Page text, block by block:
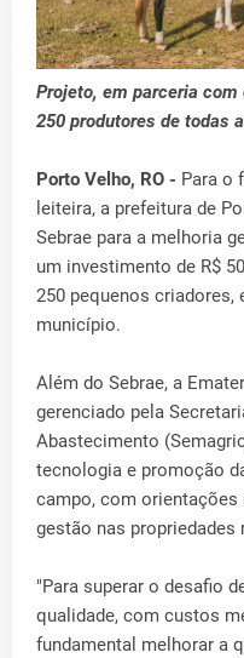
Projeto, em parceria com
250 produtores de todas
Porto Velho, RO - Para o
leiteira, a prefeitura de
Sebrae para a melhoria
um investimento de R$
250 pequenos criadores,
município.
Além do Sebrae, a
gerenciado pela
Abastecimento
tecnologia e promoção
campo, com orientações
gestão nas propriedades
"Para superar o desafio
qualidade, com custos
fundamental melhorar a